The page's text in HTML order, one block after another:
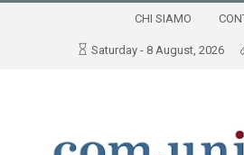
CHI SIAMO
Saturday - 8 August, 2026